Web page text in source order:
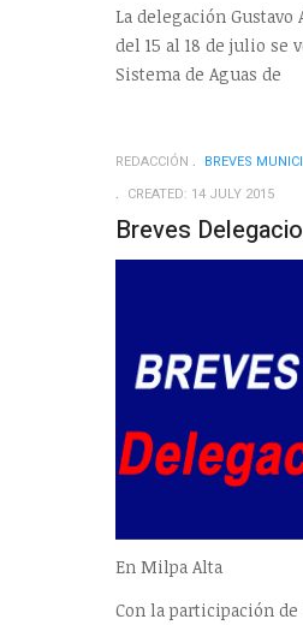
La delegación
del 15 al 18 de julio se
Sistema de Aguas de
REDACCIÓN
BREVES
CREATED: 14 JULY 2015
Breves
En Milpa Alta
Con la participación